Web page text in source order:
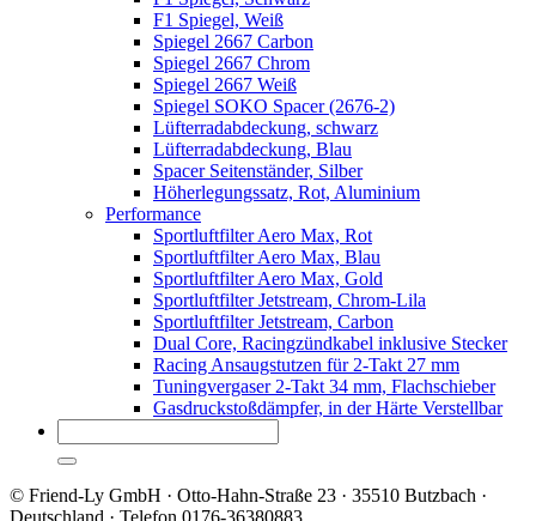
F1 Spiegel, Weiß
Spiegel 2667 Carbon
Spiegel 2667 Chrom
Spiegel 2667 Weiß
Spiegel SOKO Spacer (2676-2)
Lüfterradabdeckung, schwarz
Lüfterradabdeckung, Blau
Spacer Seitenständer, Silber
Höherlegungssatz, Rot, Aluminium
Performance
Sportluftfilter Aero Max, Rot
Sportluftfilter Aero Max, Blau
Sportluftfilter Aero Max, Gold
Sportluftfilter Jetstream, Chrom-Lila
Sportluftfilter Jetstream, Carbon
Dual Core, Racingzündkabel inklusive Stecker
Racing Ansaugstutzen für 2-Takt 27 mm
Tuningvergaser 2-Takt 34 mm, Flachschieber
Gasdruckstoßdämpfer, in der Härte Verstellbar
© Friend-Ly GmbH · Otto-Hahn-Straße 23 · 35510 Butzbach ·